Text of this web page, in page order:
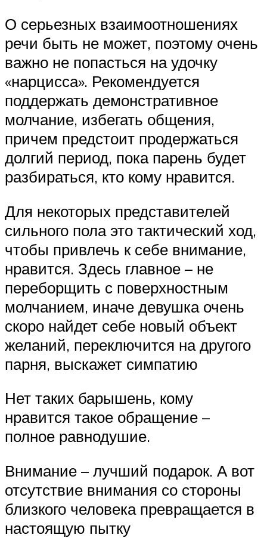
О серьезных взаимоотношениях
речи быть не может, поэтому очень
важно не попасться на удочку
«нарцисса». Рекомендуется
поддержать демонстративное
молчание, избегать общения,
причем предстоит продержаться
долгий период, пока парень будет
разбираться, кто кому нравится.
Для некоторых представителей
сильного пола это тактический ход,
чтобы привлечь к себе внимание,
нравится. Здесь главное – не
переборщить с поверхностным
молчанием, иначе девушка очень
скоро найдет себе новый объект
желаний, переключится на другого
парня, выскажет симпатию
Нет таких барышень, кому
нравится такое обращение –
полное равнодушие.
Внимание – лучший подарок. А вот
отсутствие внимания со стороны
близкого человека превращается в
настоящую пытку